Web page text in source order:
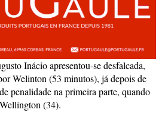
Inácio apresentou-se desfalcada,
Welinton (53 minutos), já depois de
penalidade na primeira parte, quando
(34).